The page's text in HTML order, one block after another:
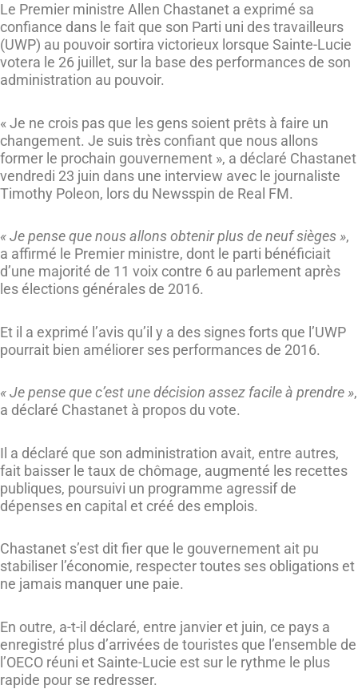
Le Premier ministre Allen Chastanet a exprimé sa
confiance dans le fait que son Parti uni des travailleurs
(UWP) au pouvoir sortira victorieux lorsque Sainte-Lucie
votera le 26 juillet, sur la base des performances de son
administration au pouvoir.
« Je ne crois pas que les gens soient prêts à faire un
changement. Je suis très confiant que nous allons
former le prochain gouvernement », a déclaré Chastanet
vendredi 23 juin dans une interview avec le journaliste
Timothy Poleon, lors du Newsspin de Real FM.
« Je pense que nous allons obtenir plus de neuf sièges »,
a affirmé le Premier ministre, dont le parti bénéficiait
d’une majorité de 11 voix contre 6 au parlement après
les élections générales de 2016.
Et il a exprimé l’avis qu’il y a des signes forts que l’UWP
pourrait bien améliorer ses performances de 2016.
« Je pense que c’est une décision assez facile à prendre »,
a déclaré Chastanet à propos du vote.
Il a déclaré que son administration avait, entre autres,
fait baisser le taux de chômage, augmenté les recettes
publiques, poursuivi un programme agressif de
dépenses en capital et créé des emplois.
Chastanet s’est dit fier que le gouvernement ait pu
stabiliser l’économie, respecter toutes ses obligations et
ne jamais manquer une paie.
En outre, a-t-il déclaré, entre janvier et juin, ce pays a
enregistré plus d’arrivées de touristes que l’ensemble de
l’OECO réuni et Sainte-Lucie est sur le rythme le plus
rapide pour se redresser.